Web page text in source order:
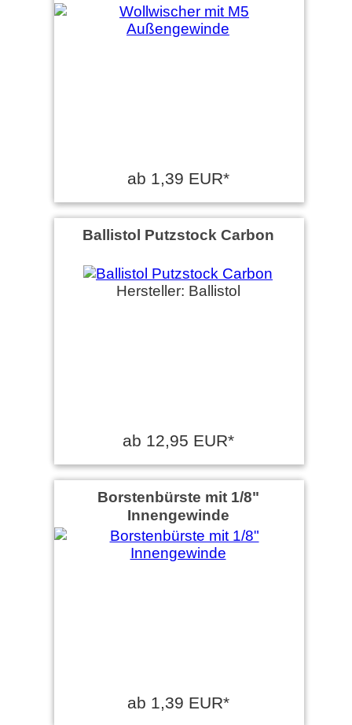
ab 1,39 EUR*
Ballistol Putzstock Carbon
Hersteller: Ballistol
ab 12,95 EUR*
Borstenbürste mit 1/8"
Innengewinde
ab 1,39 EUR*